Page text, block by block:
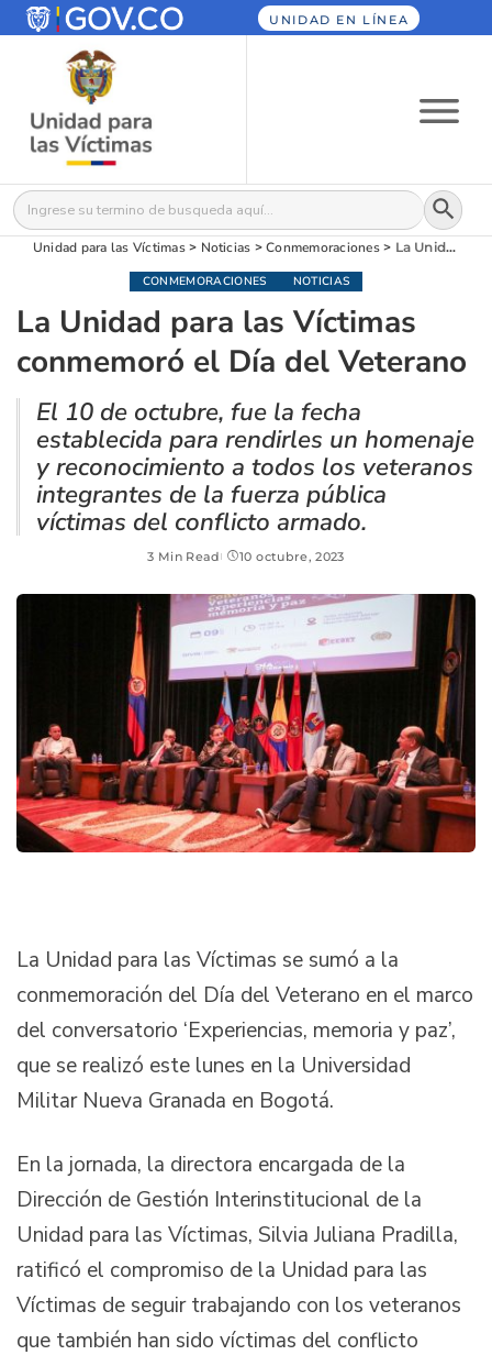
UNIDAD EN LÍNEA
Buscar: Botón
Unidad para las Víctimas> Noticias >Conmemoraciones> La Unidad para las Víctimas conmemoró el Día del Veterano
CONMEMORACIONES NOTICIAS
La Unidad para las Víctimas
conmemoró el Día del Veterano
El 10 de octubre, fue la fecha
establecida para rendirles un homenaje
y reconocimiento a todos los veteranos
integrantes de la fuerza pública
víctimas del conflicto armado.
3 Min Read 10 octubre, 2023
La Unidad para las Víctimas se sumó a la
conmemoración del Día del Veterano en el marco
del conversatorio ‘Experiencias, memoria y paz’,
que se realizó este lunes en la Universidad
Militar Nueva Granada en Bogotá.
En la jornada, la directora encargada de la
Dirección de Gestión Interinstitucional de la
Unidad para las Víctimas, Silvia Juliana Pradilla,
ratificó el compromiso de la Unidad para las
Víctimas de seguir trabajando con los veteranos
que también han sido víctimas del conflicto